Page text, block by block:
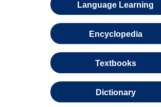
Language Learning
Encyclopedia
Textbooks
Dictionary